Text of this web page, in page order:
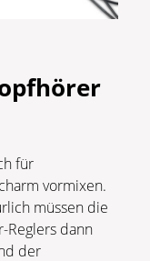
für
vormixen.
müssen die
Reglers dann
der